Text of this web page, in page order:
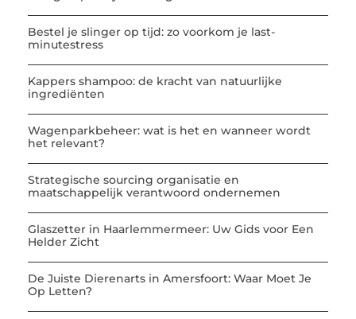
Bestel je slinger op tijd: zo voorkom je last-
minutestress
Kappers shampoo: de kracht van natuurlijke
ingrediënten
Wagenparkbeheer: wat is het en wanneer wordt
het relevant?
Strategische sourcing organisatie en
maatschappelijk verantwoord ondernemen
Glaszetter in Haarlemmermeer: Uw Gids voor Een
Helder Zicht
De Juiste Dierenarts in Amersfoort: Waar Moet Je
Op Letten?